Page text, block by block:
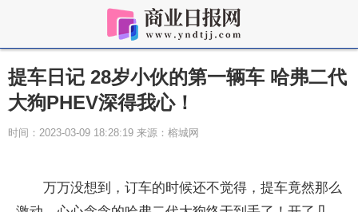
提车日记 28岁小伙的第一辆车 哈弗二代
大狗PHEV深得我心！
时间：2023-03-09 18:28:19 来源：榕城网
万万没想到，订车的时候还不觉得，提车竟然那么